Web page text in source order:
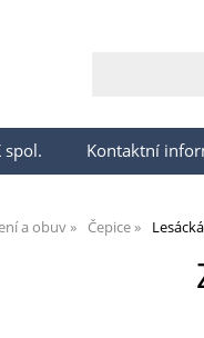
spol. Kontaktní
a obuv Čepice